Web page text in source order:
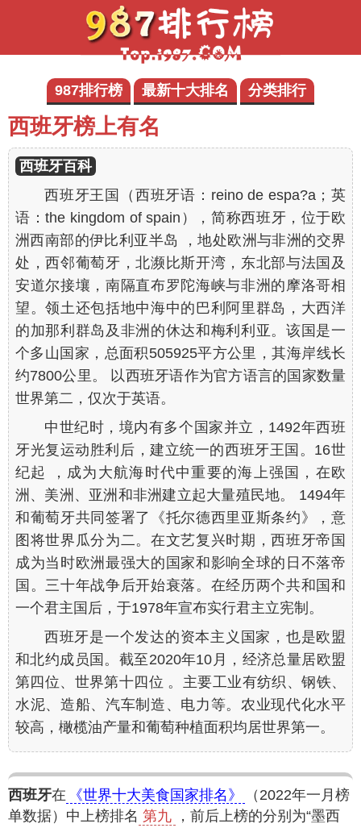
987排行榜 最新十大排名 分类排行
西班牙榜上有名
西班牙百科
西班牙王国（西班牙语：reino de espa?a；英
语：the kingdom of spain），简称西班牙，位于欧
洲西南部的伊比利亚半岛 ，地处欧洲与非洲的交界
处，西邻葡萄牙，北濒比斯开湾，东北部与法国及
安道尔接壤，南隔直布罗陀海峡与非洲的摩洛哥相
望。领土还包括地中海中的巴利阿里群岛，大西洋
的加那利群岛及非洲的休达和梅利利亚。该国是一
个多山国家，总面积505925平方公里，其海岸线长
约7800公里。 以西班牙语作为官方语言的国家数量
世界第二，仅次于英语。
中世纪时，境内有多个国家并立，1492年西班
牙光复运动胜利后，建立统一的西班牙王国。16世
纪起 ，成为大航海时代中重要的海上强国，在欧
洲、美洲、亚洲和非洲建立起大量殖民地。 1494年
和葡萄牙共同签署了《托尔德西里亚斯条约》，意
图将世界瓜分为二。在文艺复兴时期，西班牙帝国
成为当时欧洲最强大的国家和影响全球的日不落帝
国。三十年战争后开始衰落。在经历两个共和国和
一个君主国后，于1978年宣布实行君主立宪制。
西班牙是一个发达的资本主义国家，也是欧盟
和北约成员国。截至2020年10月，经济总量居欧盟
第四位、世界第十四位 。主要工业有纺织、钢铁、
水泥、造船、汽车制造、电力等。农业现代化水平
较高，橄榄油产量和葡萄种植面积均居世界第一。
西班牙在 《世界十大美食国家排名》
（2022年一月榜
单数据）中上榜排名 第九
，前后上榜的分别为“墨西